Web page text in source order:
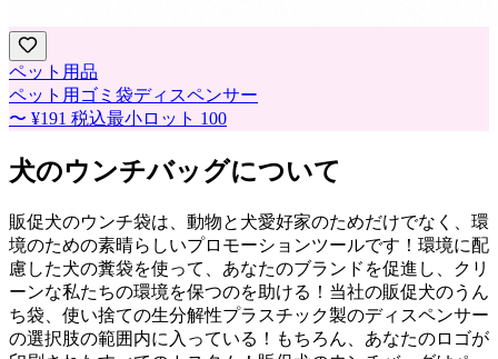
ペット用品
ペット用ゴミ袋ディスペンサー
〜 ¥191 税込最小ロット 100
犬のウンチバッグについて
販促犬のウンチ袋は、動物と犬愛好家のためだけでなく、環
境のための素晴らしいプロモーションツールです！環境に配
慮した犬の糞袋を使って、あなたのブランドを促進し、クリ
ーンな私たちの環境を保つのを助ける！当社の販促犬のうん
ち袋、使い捨ての生分解性プラスチック製のディスペンサー
の選択肢の範囲内に入っている！もちろん、あなたのロゴが